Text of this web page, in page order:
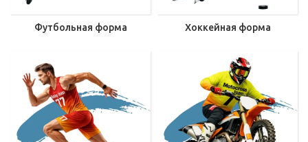
Футбольная форма Хоккейная форма